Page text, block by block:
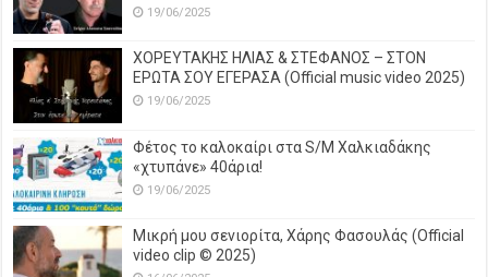
19/06/2025
ΧΟΡΕΥΤΑΚΗΣ ΗΛΙΑΣ & ΣΤΕΦΑΝΟΣ – ΣΤΟΝ
ΕΡΩΤΑ ΣΟΥ ΕΓΕΡΑΣΑ (Official music video 2025)
19/06/2025
Φέτος το καλοκαίρι στα S/M Χαλκιαδάκης
«χτυπάνε» 40άρια!
19/06/2025
Μικρή μου σενιορίτα, Χάρης Φασουλάς (Official
video clip © 2025)